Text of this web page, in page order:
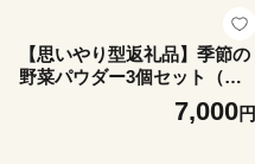
【思いやり型返礼品】季節の
野菜パウダー3個セット（れ
んこん） | 野菜パウダー パウ
ダー れんこん レンコン 蓮根
7,000円